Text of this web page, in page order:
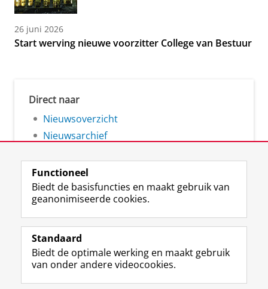
26 juni 2026
Start werving nieuwe voorzitter College van Bestuur
Direct naar
Nieuwsoverzicht
Nieuwsarchief
Volg de RUG
F
a
e
b
L
i
k
e
R
S
-
f
I
n
t
Y
o
T
Studiekiezers
Functioneel
Biedt de basisfuncties en maakt gebruik van
geanonimiseerde cookies.
Standaard
Biedt de optimale werking en maakt gebruik
van onder andere videocookies.